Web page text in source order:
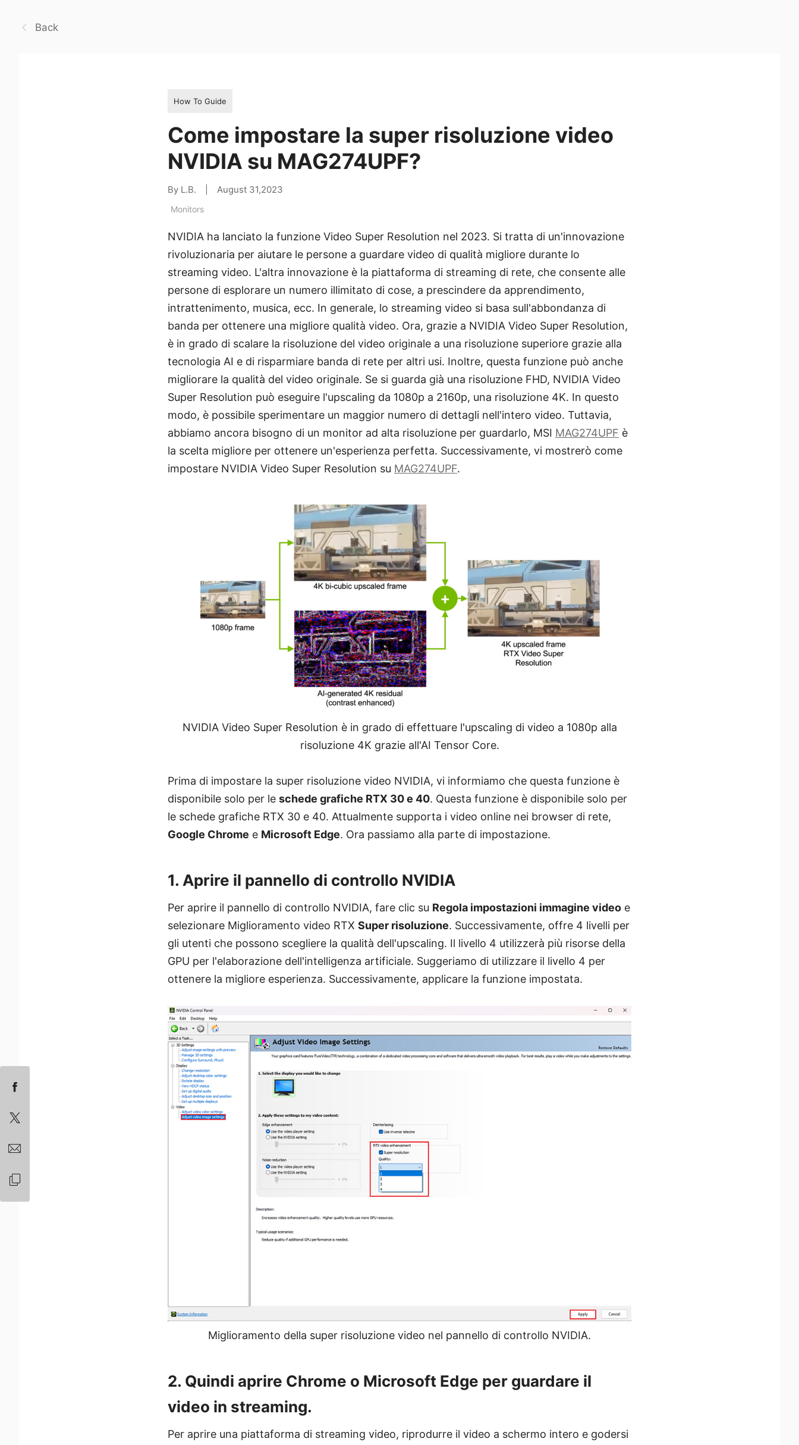
Back
How To Guide
Come impostare la super risoluzione video
NVIDIA su MAG274UPF?
By L.B. August 31,2023
Monitors
NVIDIA ha lanciato la funzione Video Super Resolution nel 2023. Si tratta di un'innovazione
rivoluzionaria per aiutare le persone a guardare video di qualità migliore durante lo
streaming video. L'altra innovazione è la piattaforma di streaming di rete, che consente alle
persone di esplorare un numero illimitato di cose, a prescindere da apprendimento,
intrattenimento, musica, ecc. In generale, lo streaming video si basa sull'abbondanza di
banda per ottenere una migliore qualità video. Ora, grazie a NVIDIA Video Super Resolution,
è in grado di scalare la risoluzione del video originale a una risoluzione superiore grazie alla
tecnologia AI e di risparmiare banda di rete per altri usi. Inoltre, questa funzione può anche
migliorare la qualità del video originale. Se si guarda già una risoluzione FHD, NVIDIA Video
Super Resolution può eseguire l'upscaling da 1080p a 2160p, una risoluzione 4K. In questo
modo, è possibile sperimentare un maggior numero di dettagli nell'intero video. Tuttavia,
abbiamo ancora bisogno di un monitor ad alta risoluzione per guardarlo, MSI MAG274UPF è
la scelta migliore per ottenere un'esperienza perfetta. Successivamente, vi mostrerò come
impostare NVIDIA Video Super Resolution su MAG274UPF.
NVIDIA Video Super Resolution è in grado di effettuare l'upscaling di video a 1080p alla
risoluzione 4K grazie all'AI Tensor Core.
Prima di impostare la super risoluzione video NVIDIA, vi informiamo che questa funzione è
disponibile solo per le schede grafiche RTX 30 e 40. Questa funzione è disponibile solo per
le schede grafiche RTX 30 e 40. Attualmente supporta i video online nei browser di rete,
Google Chrome e Microsoft Edge. Ora passiamo alla parte di impostazione.
1. Aprire il pannello di controllo NVIDIA
Per aprire il pannello di controllo NVIDIA, fare clic su Regola impostazioni immagine video e
selezionare Miglioramento video RTX Super risoluzione. Successivamente, offre 4 livelli per
gli utenti che possono scegliere la qualità dell'upscaling. Il livello 4 utilizzerà più risorse della
GPU per l'elaborazione dell'intelligenza artificiale. Suggeriamo di utilizzare il livello 4 per
ottenere la migliore esperienza. Successivamente, applicare la funzione impostata.
Miglioramento della super risoluzione video nel pannello di controllo NVIDIA.
2. Quindi aprire Chrome o Microsoft Edge per guardare il
video in streaming.
Per aprire una piattaforma di streaming video, riprodurre il video a schermo intero e godersi